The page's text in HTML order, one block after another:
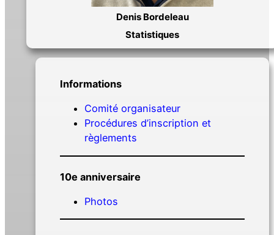
Denis Bordeleau
Statistiques
Informations
Comité organisateur
Procédures d’inscription et
règlements
10e anniversaire
Photos